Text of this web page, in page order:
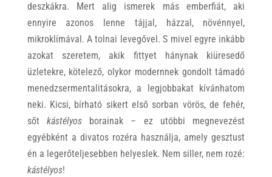
deszkákra. Mert alig ismerek más emberfiát, aki
ennyire azonos lenne tájjal, házzal, növénnyel,
mikroklímával. A tolnai levegővel. S mivel egyre inkább
azokat szeretem, akik fittyet hánynak kiüresedő
üzletekre, kötelező, olykor modernnek gondolt támadó
menedzsermentalitásokra, a legjobbakat kívánhatom
neki. Kicsi, bírható sikert első sorban vörös, de fehér,
sőtkástélyos borainak – ez utóbbi megnevezést
egyébként a divatos rozéra használja, amely gesztust
én a legerőteljesebben helyeslek. Nem siller, nem rozé:
kástélyos!